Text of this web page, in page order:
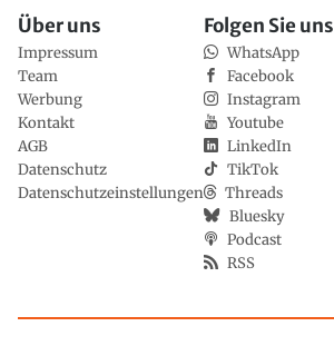
Über uns
Impressum
Team
Werbung
Kontakt
AGB
Datenschutz
Datenschutzeinstellungen
Folgen Sie uns
WhatsApp
Facebook
Instagram
Youtube
LinkedIn
TikTok
Threads
Bluesky
Podcast
RSS